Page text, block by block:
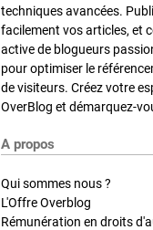
techniques avancées.
facilement vos articles, et
active de blogueurs
pour optimiser le
de visiteurs. Créez votre
OverBlog et démarquez-
A propos
Qui sommes nous ?
L'Offre Overblog
Rémunération en droits